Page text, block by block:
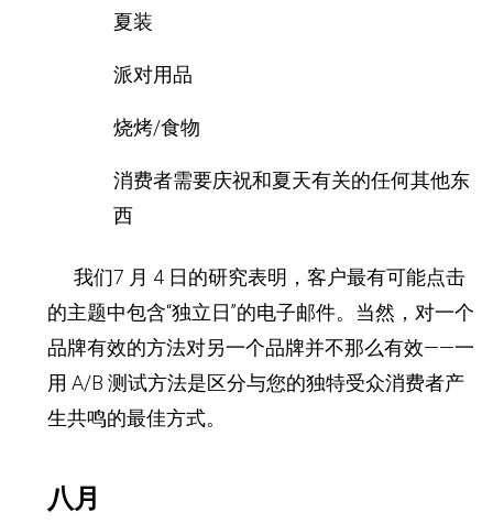
夏装
派对用品
烧烤/食物
消费者需要庆祝和夏天有关的任何其他东
西
我们7 月 4 日的研究表明，客户最有可能点击
的主题中包含“独立日”的电子邮件。当然，对一个
品牌有效的方法对另一个品牌并不那么有效——一
用 A/B 测试方法是区分与您的独特受众消费者产
生共鸣的最佳方式。
八月